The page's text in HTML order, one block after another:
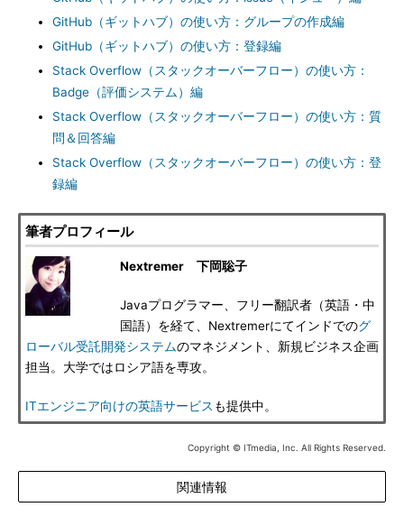
GitHub（ギットハブ）の使い方：グループの作成編
GitHub（ギットハブ）の使い方：登録編
Stack Overflow（スタックオーバーフロー）の使い方：
Badge（評価システム）編
Stack Overflow（スタックオーバーフロー）の使い方：質
問＆回答編
Stack Overflow（スタックオーバーフロー）の使い方：登
録編
筆者プロフィール
Nextremer 下岡聡子
Javaプログラマー、フリー翻訳者（英語・中
国語）を経て、Nextremerにてインドでのグ
ローバル受託開発システムのマネジメント、新規ビジネス企画
担当。大学ではロシア語を専攻。
ITエンジニア向けの英語サービス も提供中。
Copyright © ITmedia, Inc. All Rights Reserved.
関連情報